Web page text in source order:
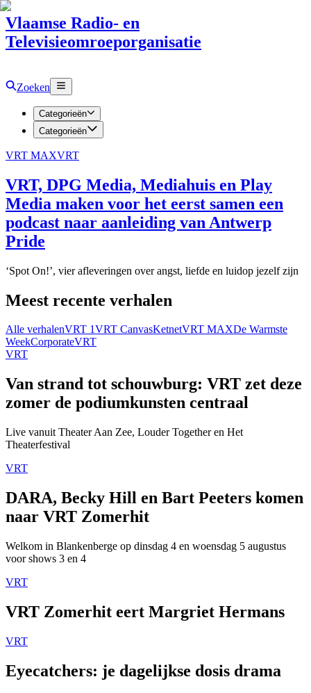
Vlaamse Radio- en
Televisieomroeporganisatie
Zoeken
Categorieën
Categorieën
VRT MAXVRT
VRT, DPG Media, Mediahuis en Play
Media maken voor het eerst samen een
podcast naar aanleiding van Antwerp
Pride
‘Spot On!’, vier afleveringen over angst, liefde en luidop jezelf zijn
Meest recente verhalen
Alle verhalenVRT 1VRT CanvasKetnetVRT MAXDe Warmste
WeekCorporateVRT
VRT
Van strand tot schouwburg: VRT zet deze
zomer de podiumkunsten centraal
Live vanuit Theater Aan Zee, Louder Together en Het
Theaterfestival
VRT
DARA, Becky Hill en Bart Peeters komen
naar VRT Zomerhit
Welkom in Blankenberge op dinsdag 4 en woensdag 5 augustus
voor shows 3 en 4
VRT
VRT Zomerhit eert Margriet Hermans
VRT
Eyecatchers: je dagelijkse dosis drama